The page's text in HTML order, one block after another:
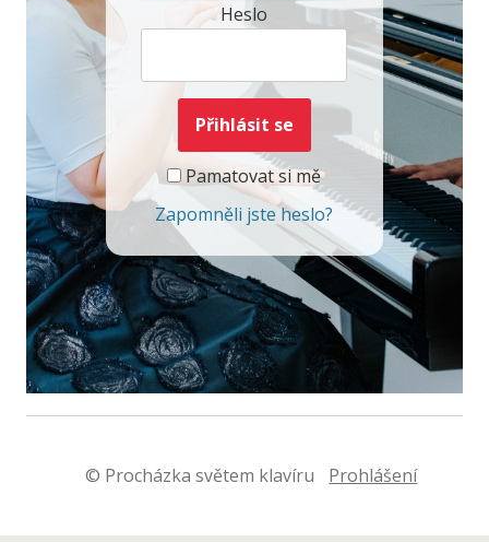
Heslo
Pamatovat si mě
Zapomněli jste heslo?
© Procházka světem klavíru Prohlášení